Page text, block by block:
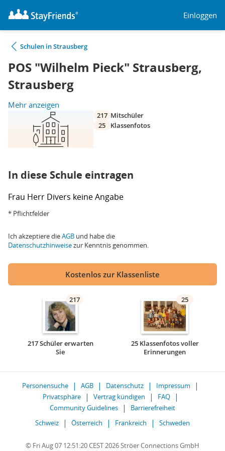
Einloggen
Schulen in Strausberg
POS "Wilhelm Pieck" Strausberg,
Strausberg
Mehr anzeigen
217 Mitschüler
25
Klassenfotos
In diese Schule eintragen
Frau Herr Divers keine Angabe
* Pflichtfelder
Ich akzeptiere dieAGB und habe die
Datenschutzhinweisezur Kenntnis genommen.
Kostenlos zur Klassenliste
217
217 Schüler erwarten
Sie
25
25 Klassenfotos voller
Erinnerungen
Personensuche AGB Datenschutz
Impressum
Privatsphäre
Vertrag kündigen
FAQ
Community Guidelines
Barrierefreiheit
Schweiz
Österreich Frankreich Schweden
© Fri Aug 07 12:51:20 CEST 2026 Ströer Connections GmbH